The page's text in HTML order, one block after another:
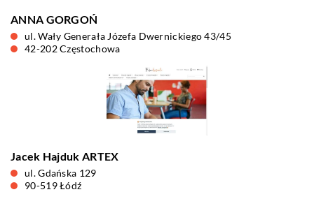
ANNA GORGOŃ
ul. Wały Generała Józefa Dwernickiego 43/45
42-202 Częstochowa
Jacek Hajduk ARTEX
ul. Gdańska 129
90-519 Łódź